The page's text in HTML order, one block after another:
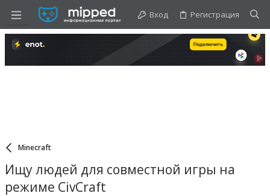
Вход Регистрация
Minecraft
Ищу людей для совместной игры на
режиме CivCraft